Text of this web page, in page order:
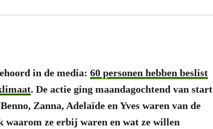
in de media: 60 personen hebben beslist
. De actie ging maandagochtend van start
Zanna, Adelaïde en Yves waren van de
waarom ze erbij waren en wat ze willen